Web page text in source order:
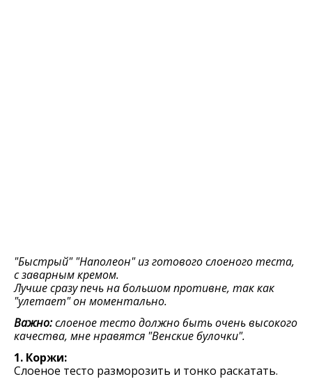
"Быстрый" "Наполеон" из готового слоеного теста,
с заварным кремом.
Лучше сразу печь на большом противне, так как
"улетает" он моментально.
Важно:слоеное тесто должно быть очень высокого
качества, мне нравятся "Венские булочки".
1. Коржи:
Слоеное тесто разморозить и тонко раскатать.